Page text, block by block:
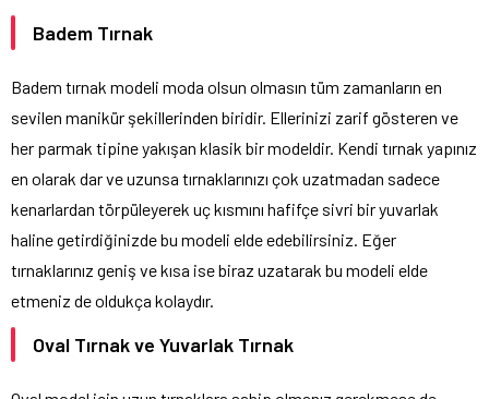
Badem Tırnak
Badem tırnak modeli moda olsun olmasın tüm zamanların en
sevilen manikür şekillerinden biridir. Ellerinizi zarif gösteren ve
her parmak tipine yakışan klasik bir modeldir. Kendi tırnak yapınız
en olarak dar ve uzunsa tırnaklarınızı çok uzatmadan sadece
kenarlardan törpüleyerek uç kısmını hafifçe sivri bir yuvarlak
haline getirdiğinizde bu modeli elde edebilirsiniz. Eğer
tırnaklarınız geniş ve kısa ise biraz uzatarak bu modeli elde
etmeniz de oldukça kolaydır.
Oval Tırnak ve Yuvarlak Tırnak